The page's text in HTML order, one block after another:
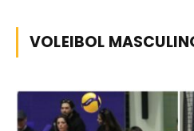
VOLEIBOL